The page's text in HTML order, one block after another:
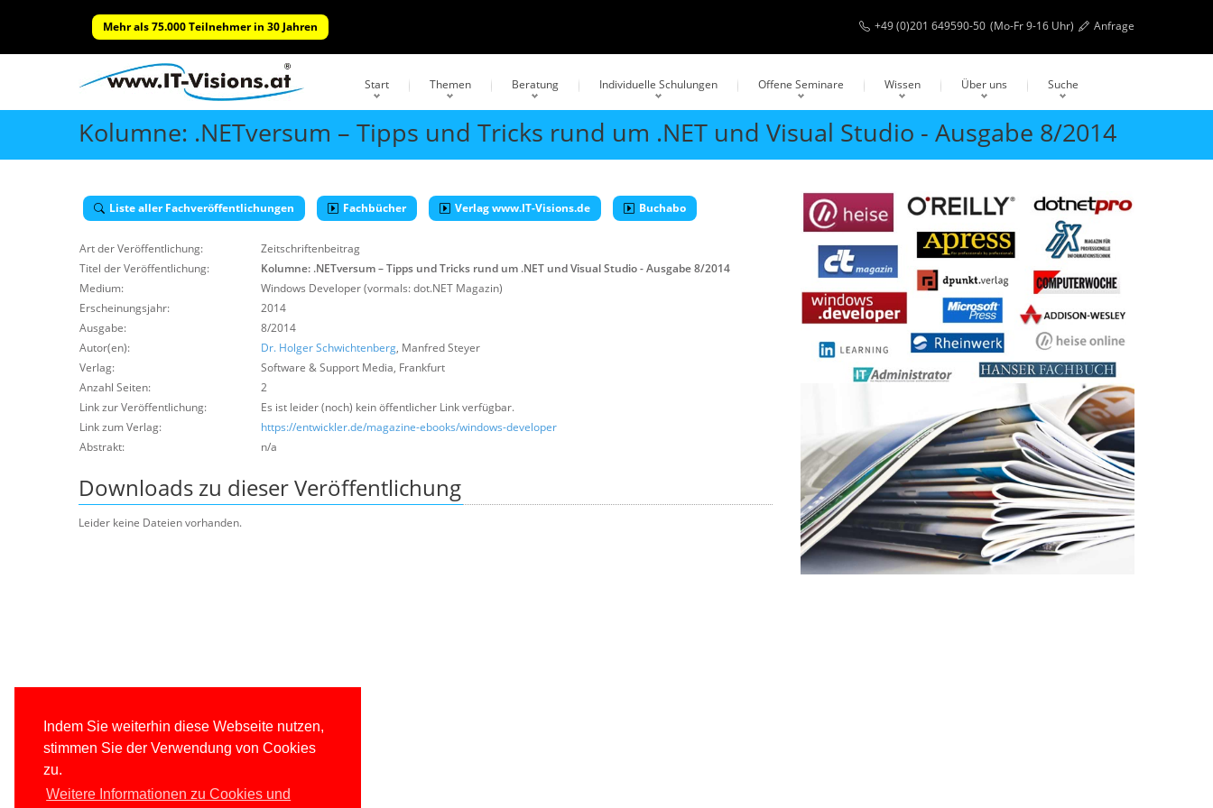
Indem Sie weiterhin diese Webseite nutzen,
stimmen Sie der Verwendung von Cookies
zu.
Weitere Informationen zu Cookies und
Mehr als 75.000 Teilnehmer in 30 Jahren +49 (0)201 649590-50 (Mo-Fr 9-16 Uhr) Anfrage
Start Themen Beratung Individuelle Schulungen Offene Seminare Wissen Über uns Suche
Kolumne: .NETversum – Tipps und Tricks rund um .NET und Visual Studio - Ausgabe 8/2014
Liste aller Fachveröffentlichungen Fachbücher Verlag www.IT-Visions.de Buchabo
Art der Veröffentlichung:
Zeitschriftenbeitrag
Titel der Veröffentlichung:
Kolumne: .NETversum – Tipps und Tricks rund um .NET und Visual Studio - Ausgabe 8/2014
Medium:
Windows Developer (vormals: dot.NET Magazin)
Erscheinungsjahr:
2014
Ausgabe:
8/2014
Autor(en):
Dr. Holger Schwichtenberg, Manfred Steyer
Verlag:
Software & Support Media, Frankfurt
Anzahl Seiten:
2
Link zur Veröffentlichung:
Es ist leider (noch) kein öffentlicher Link verfügbar.
Link zum Verlag:
https://entwickler.de/magazine-ebooks/windows-developer
Abstrakt:
n/a
Downloads zu dieser Veröffentlichung
Leider keine Dateien vorhanden.